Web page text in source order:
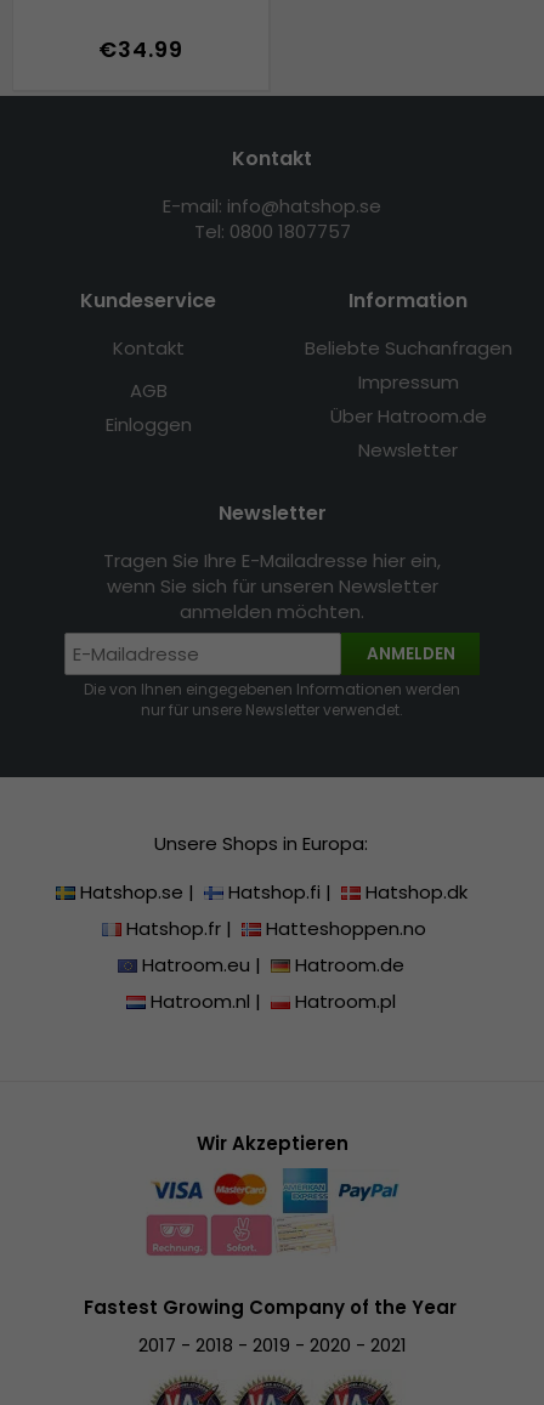
€34.99
Kontakt
E-mail: info@hatshop.se
Tel: 0800 1807757
Kundeservice
Kontakt
AGB
Einloggen
Information
Beliebte Suchanfragen
Impressum
Über Hatroom.de
Newsletter
Newsletter
Tragen Sie Ihre E-Mailadresse hier ein,
wenn Sie sich für unseren Newsletter
anmelden möchten.
ANMELDEN
Die von Ihnen eingegebenen Informationen werden
nur für unsere Newsletter verwendet.
Unsere Shops in Europa:
Hatshop.se | Hatshop.fi |
Hatshop.dk
Hatshop.fr|
Hatteshoppen.no
Hatroom.eu |
Hatroom.de
Hatroom.nl | Hatroom.pl
Wir Akzeptieren
Fastest Growing Company of the Year
2017 - 2018 - 2019 - 2020 - 2021